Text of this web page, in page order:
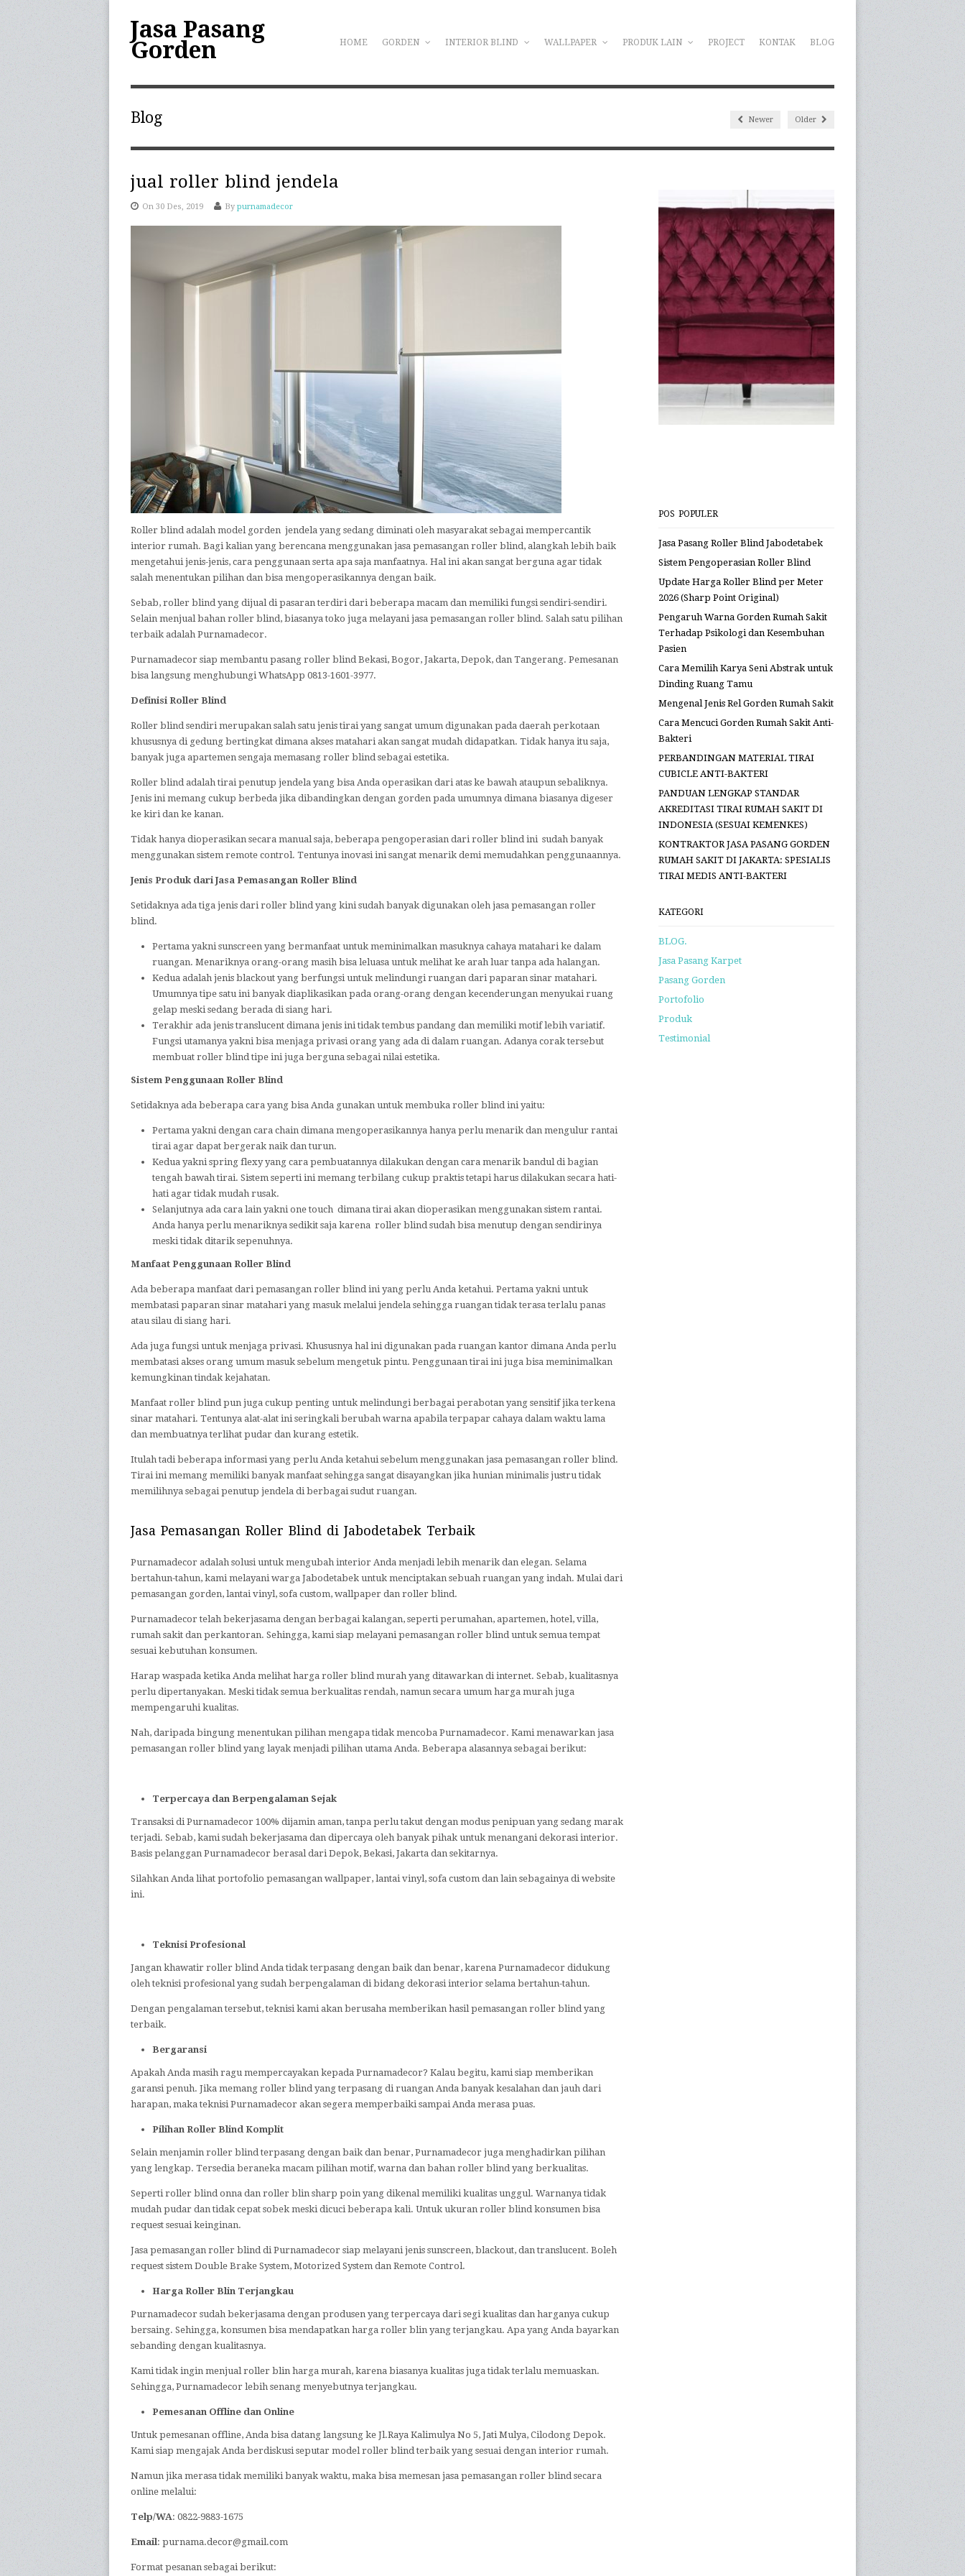
HOME GORDEN INTERIOR BLIND WALLPAPER PRODUK LAIN PROJECT KONTAK BLOG
Jasa Pasang
Gorden
Blog Newer Older
jual roller blind jendela
On 30 Des, 2019 By purnamadecor
Roller blind adalah model gorden jendela yang sedang diminati oleh masyarakat sebagai mempercantik
interior rumah. Bagi kalian yang berencana menggunakan jasa pemasangan roller blind, alangkah lebih baik
mengetahui jenis-jenis, cara penggunaan serta apa saja manfaatnya. Hal ini akan sangat berguna agar tidak
salah menentukan pilihan dan bisa mengoperasikannya dengan baik.
Sebab, roller blind yang dijual di pasaran terdiri dari beberapa macam dan memiliki fungsi sendiri-sendiri.
Selain menjual bahan roller blind, biasanya toko juga melayani jasa pemasangan roller blind. Salah satu pilihan
terbaik adalah Purnamadecor.
Purnamadecor siap membantu pasang roller blind Bekasi, Bogor, Jakarta, Depok, dan Tangerang. Pemesanan
bisa langsung menghubungi WhatsApp 0813-1601-3977.
Definisi Roller Blind
Roller blind sendiri merupakan salah satu jenis tirai yang sangat umum digunakan pada daerah perkotaan
khususnya di gedung bertingkat dimana akses matahari akan sangat mudah didapatkan. Tidak hanya itu saja,
banyak juga apartemen sengaja memasang roller blind sebagai estetika.
Roller blind adalah tirai penutup jendela yang bisa Anda operasikan dari atas ke bawah ataupun sebaliknya.
Jenis ini memang cukup berbeda jika dibandingkan dengan gorden pada umumnya dimana biasanya digeser
ke kiri dan ke kanan.
Tidak hanya dioperasikan secara manual saja, beberapa pengoperasian dari roller blind ini sudah banyak
menggunakan sistem remote control. Tentunya inovasi ini sangat menarik demi memudahkan penggunaannya.
Jenis Produk dariJasa Pemasangan Roller Blind
Setidaknya ada tiga jenis dari roller blind yang kini sudah banyak digunakan oleh jasa pemasangan roller
blind.
Pertama yakni sunscreen yang bermanfaat untuk meminimalkan masuknya cahaya matahari ke dalam
ruangan. Menariknya orang-orang masih bisa leluasa untuk melihat ke arah luar tanpa ada halangan.
Kedua adalah jenis blackout yang berfungsi untuk melindungi ruangan dari paparan sinar matahari.
Umumnya tipe satu ini banyak diaplikasikan pada orang-orang dengan kecenderungan menyukai ruang
gelap meski sedang berada di siang hari.
Terakhir ada jenis translucent dimana jenis ini tidak tembus pandang dan memiliki motif lebih variatif.
Fungsi utamanya yakni bisa menjaga privasi orang yang ada di dalam ruangan. Adanya corak tersebut
membuat roller blind tipe ini juga berguna sebagai nilai estetika.
Sistem Penggunaan Roller Blind
Setidaknya ada beberapa cara yang bisa Anda gunakan untuk membuka roller blind ini yaitu:
Pertama yakni dengan cara chain dimana mengoperasikannya hanya perlu menarik dan mengulur rantai
tirai agar dapat bergerak naik dan turun.
Kedua yakni spring flexy yang cara pembuatannya dilakukan dengan cara menarik bandul di bagian
tengah bawah tirai. Sistem seperti ini memang terbilang cukup praktis tetapi harus dilakukan secara hati-
hati agar tidak mudah rusak.
Selanjutnya ada cara lain yakni one touch dimana tirai akan dioperasikan menggunakan sistem rantai.
Anda hanya perlu menariknya sedikit saja karena roller blind sudah bisa menutup dengan sendirinya
meski tidak ditarik sepenuhnya.
Manfaat Penggunaan Roller Blind
Ada beberapa manfaat dari pemasangan roller blind ini yang perlu Anda ketahui. Pertama yakni untuk
membatasi paparan sinar matahari yang masuk melalui jendela sehingga ruangan tidak terasa terlalu panas
atau silau di siang hari.
Ada juga fungsi untuk menjaga privasi. Khususnya hal ini digunakan pada ruangan kantor dimana Anda perlu
membatasi akses orang umum masuk sebelum mengetuk pintu. Penggunaan tirai ini juga bisa meminimalkan
kemungkinan tindak kejahatan.
Manfaat roller blind pun juga cukup penting untuk melindungi berbagai perabotan yang sensitif jika terkena
sinar matahari. Tentunya alat-alat ini seringkali berubah warna apabila terpapar cahaya dalam waktu lama
dan membuatnya terlihat pudar dan kurang estetik.
Itulah tadi beberapa informasi yang perlu Anda ketahui sebelum menggunakan jasa pemasangan roller blind.
Tirai ini memang memiliki banyak manfaat sehingga sangat disayangkan jika hunian minimalis justru tidak
memilihnya sebagai penutup jendela di berbagai sudut ruangan.
Jasa Pemasangan Roller Blind di Jabodetabek Terbaik
Purnamadecor adalah solusi untuk mengubah interior Anda menjadi lebih menarik dan elegan. Selama
bertahun-tahun, kami melayani warga Jabodetabek untuk menciptakan sebuah ruangan yang indah. Mulai dari
pemasangan gorden, lantai vinyl, sofa custom, wallpaper dan roller blind.
Purnamadecor telah bekerjasama dengan berbagai kalangan, seperti perumahan, apartemen, hotel, villa,
rumah sakit dan perkantoran. Sehingga, kami siap melayani pemasangan roller blind untuk semua tempat
sesuai kebutuhan konsumen.
Harap waspada ketika Anda melihat harga roller blind murah yang ditawarkan di internet. Sebab, kualitasnya
perlu dipertanyakan. Meski tidak semua berkualitas rendah, namun secara umum harga murah juga
mempengaruhi kualitas.
Nah, daripada bingung menentukan pilihan mengapa tidak mencoba Purnamadecor. Kami menawarkan jasa
pemasangan roller blind yang layak menjadi pilihan utama Anda. Beberapa alasannya sebagai berikut:
Terpercaya dan Berpengalaman Sejak
Transaksi di Purnamadecor 100% dijamin aman, tanpa perlu takut dengan modus penipuan yang sedang marak
terjadi. Sebab, kami sudah bekerjasama dan dipercaya oleh banyak pihak untuk menangani dekorasi interior.
Basis pelanggan Purnamadecor berasal dari Depok, Bekasi, Jakarta dan sekitarnya.
Silahkan Anda lihat portofolio pemasangan wallpaper, lantai vinyl, sofa custom dan lain sebagainya di website
ini.
Teknisi Profesional
Jangan khawatir roller blind Anda tidak terpasang dengan baik dan benar, karena Purnamadecor didukung
oleh teknisi profesional yang sudah berpengalaman di bidang dekorasi interior selama bertahun-tahun.
Dengan pengalaman tersebut, teknisi kami akan berusaha memberikan hasil pemasangan roller blind yang
terbaik.
Bergaransi
Apakah Anda masih ragu mempercayakan kepada Purnamadecor? Kalau begitu, kami siap memberikan
garansi penuh. Jika memang roller blind yang terpasang di ruangan Anda banyak kesalahan dan jauh dari
harapan, maka teknisi Purnamadecor akan segera memperbaiki sampai Anda merasa puas.
Pilihan Roller Blind Komplit
Selain menjamin roller blind terpasang dengan baik dan benar, Purnamadecor juga menghadirkan pilihan
yang lengkap. Tersedia beraneka macam pilihan motif, warna dan bahan roller blind yang berkualitas.
Seperti roller blind onna dan roller blin sharp poin yang dikenal memiliki kualitas unggul. Warnanya tidak
mudah pudar dan tidak cepat sobek meski dicuci beberapa kali. Untuk ukuran roller blind konsumen bisa
request sesuai keinginan.
Jasa pemasangan roller blind di Purnamadecor siap melayani jenis sunscreen, blackout, dan translucent. Boleh
request sistem Double Brake System, Motorized System dan Remote Control.
Harga Roller Blin Terjangkau
Purnamadecor sudah bekerjasama dengan produsen yang terpercaya dari segi kualitas dan harganya cukup
bersaing. Sehingga, konsumen bisa mendapatkan harga roller blin yang terjangkau. Apa yang Anda bayarkan
sebanding dengan kualitasnya.
Kami tidak ingin menjual roller blin harga murah, karena biasanya kualitas juga tidak terlalu memuaskan.
Sehingga, Purnamadecor lebih senang menyebutnya terjangkau.
Pemesanan Offline dan Online
Untuk pemesanan offline, Anda bisa datang langsung ke Jl.Raya Kalimulya No 5, Jati Mulya, Cilodong Depok.
Kami siap mengajak Anda berdiskusi seputar model roller blind terbaik yang sesuai dengan interior rumah.
Namun jika merasa tidak memiliki banyak waktu, maka bisa memesan jasa pemasangan roller blind secara
online melalui:
Telp/WA: 0822-9883-1675
Email: purnama.decor@gmail.com
Format pesanan sebagai berikut:
POS POPULER
Jasa Pasang Roller Blind Jabodetabek
Sistem Pengoperasian Roller Blind
Update Harga Roller Blind per Meter
2026 (Sharp Point Original)
Pengaruh Warna Gorden Rumah Sakit
Terhadap Psikologi dan Kesembuhan
CUBICLE ANTI-BAKTERI
PANDUAN LENGKAP STANDAR
INDONESIA (SESUAI KEMENKES)
RUMAH SAKIT DI JAKARTA: SPESIALIS
TIRAI MEDIS ANTI-BAKTERI
BLOG.
Jasa Pasang Karpet
Pasang Gorden
Portofolio
Testimonial